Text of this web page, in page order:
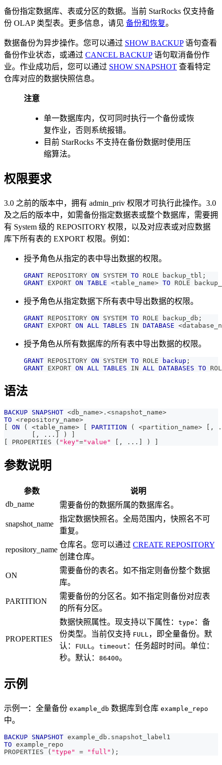
备份指定数据库、表或分区的数据。当前 StarRocks 仅支持备
份 OLAP 类型表。更多信息，请见 备份和恢复。
数据备份为异步操作。您可以通过 SHOW BACKUP语句查看
备份作业状态，或通过 CANCEL BACKUP语句取消备份作
业。作业成功后，您可以通过 SHOW SNAPSHOT 查看特定
仓库对应的数据快照信息。
注意
单一数据库内，仅可同时执行一个备份或恢
复作业，否则系统报错。
目前 StarRocks 不支持在备份数据时使用压
缩算法。
权限要求
3.0 之前的版本中，拥有 admin_priv 权限才可执行此操作。3.0
及之后的版本中，如需备份指定数据表或整个数据库，需要拥
有 System 级的 REPOSITORY 权限，以及对应表或对应数据
库下所有表的 EXPORT 权限。例如：
授予角色从指定的表中导出数据的权限。
GRANT REPOSITORY ON SYSTEM TO ROLE backup_tbl ;
GRANT EXPORT ON TABLE <table_name> TO ROLE
授予角色从指定数据下所有表中导出数据的权限。
GRANT REPOSITORY ON SYSTEM TO ROLE backup_db ;
GRANT EXPORT ON ALL TABLES IN DATABASE <
授予角色从所有数据库的所有表中导出数据的权限。
GRANT REPOSITORY ON SYSTEM TO ROLE backup ;
GRANT EXPORT ON ALL TABLES IN ALL DATABASES TO
语法
BACKUP SNAPSHOT <db_name> . <snapshot_name>
TO <repository_name>
ON ( <table_name> PARTITION ( <partition_name> ,
.
, . . . )
PROPERTIES ( "key"="value" , . . . )
参数说明
参数
说明
db_name
需要备份的数据所属的数据库名。
snapshot_name
指定数据快照名。全局范围内，快照名不可
重复。
repository_name
仓库名。您可以通过 CREATE REPOSITORY
创建仓库。
ON
需要备份的表名。如不指定则备份整个数据
库。
PARTITION
需要备份的分区名。如不指定则备份对应表
的所有分区。
PROPERTIES
数据快照属性。现支持以下属性： type ：备
份类型。当前仅支持 FULL，即全量备份。默
认：
FULL。 timeout ：任务超时时间。单位：
秒。默认： 86400。
示例
示例一：全量备份 example_db 数据库到仓库 example_repo
中。
BACKUP SNAPSHOT example_db . snapshot_label1
TO example_repo
PROPERTIES
( "type" = "full" ) ;